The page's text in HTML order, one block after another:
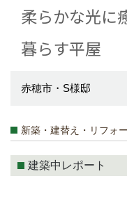
柔らかな光に
暮らす平屋
赤穂市・S様邸
新築・建替え・リフォ
建築中レポート